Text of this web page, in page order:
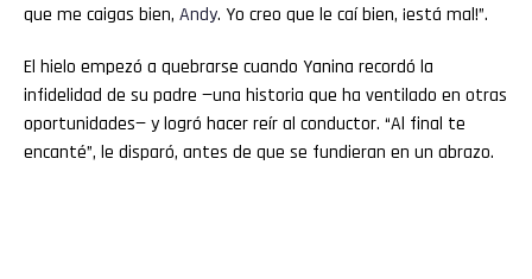
que me caigas bien, Andy. Yo creo que le caí bien, ¡está mal!”.
El hielo empezó a quebrarse cuando Yanina recordó la
infidelidad de su padre —una historia que ha ventilado en otras
oportunidades— y logró hacer reír al conductor. “Al final te
encanté”, le disparó, antes de que se fundieran en un abrazo.